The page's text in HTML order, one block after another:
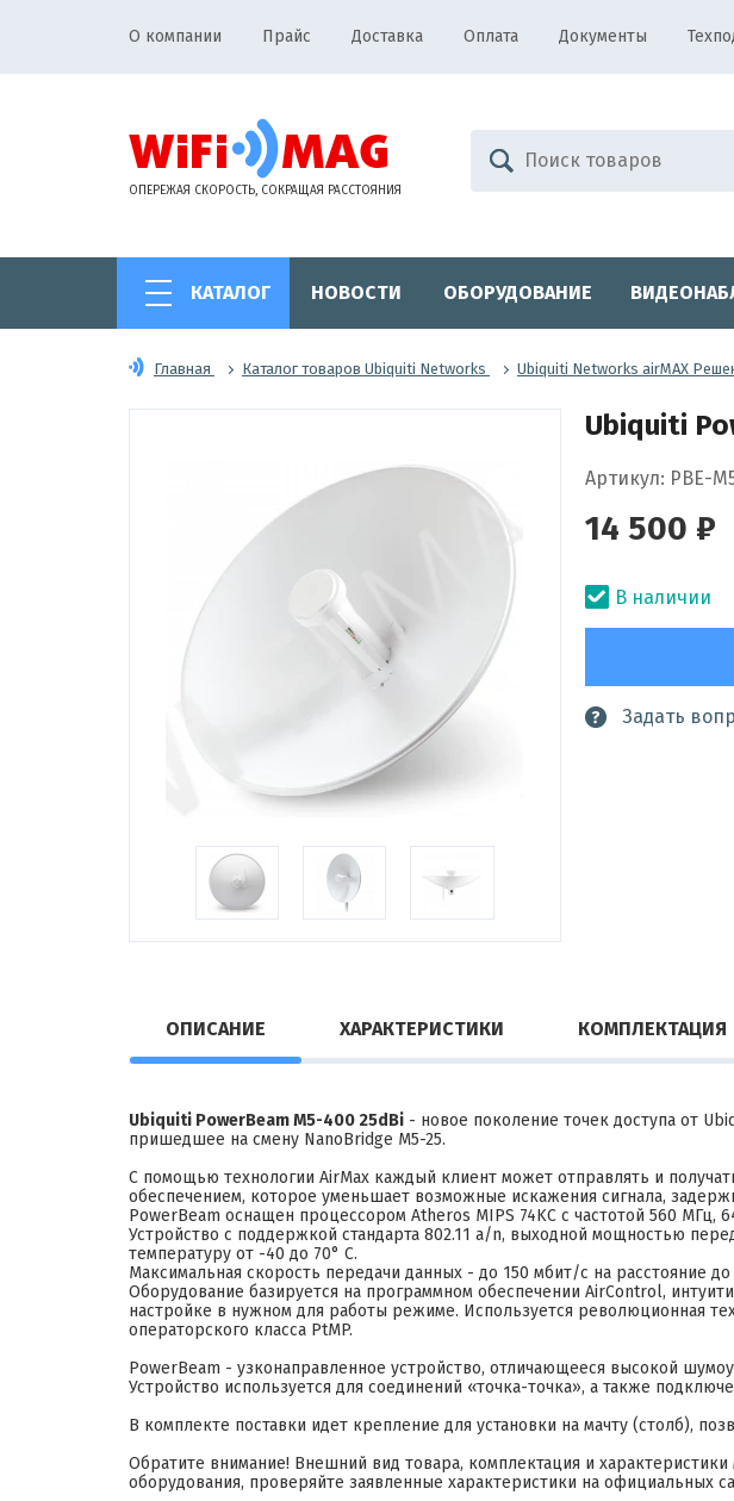
О компании Прайс Доставка Оплата Документы
ОПЕРЕЖАЯ СКОРОСТЬ, СОКРАЩАЯ РАССТОЯНИЯ
КАТАЛОГ НОВОСТИ ОБОРУДОВАНИЕ
Главная Каталог товаров Ubiquiti Networks Ubiquiti Networks airMAX
Ubiquiti
Артикул: PBE-
14 500 ₽
В наличии
Задать
ОПИСАНИЕ ХАРАКТЕРИСТИКИ КОМПЛЕКТАЦИЯ
Ubiquiti PowerBeam M5-400 25dBi - новое поколение точек доступа от
пришедшее на смену NanoBridge M5-25.
С помощью технологии AirMax каждый клиент может отправлять и
обеспечением, которое уменьшает возможные искажения сигнала,
PowerBeam оснащен процессором Atheros MIPS 74KC с частотой 560
Устройство с поддержкой стандарта 802.11 a/n, выходной мощностью
температуру от -40 до 70° C.
Максимальная скорость передачи данных - до 150 мбит/с на расстояние до
Оборудование базируется на программном обеспечении AirControl,
настройке в нужном для работы режиме. Используется революционная
операторского класса PtMP.
PowerBeam - узконаправленное устройство, отличающееся высокой
Устройство используется для соединений «точка-точка», а также
В комплекте поставки идет крепление для установки на мачту (столб),
Обратите внимание! Внешний вид товара, комплектация и
оборудования, проверяйте заявленные характеристики на официальных